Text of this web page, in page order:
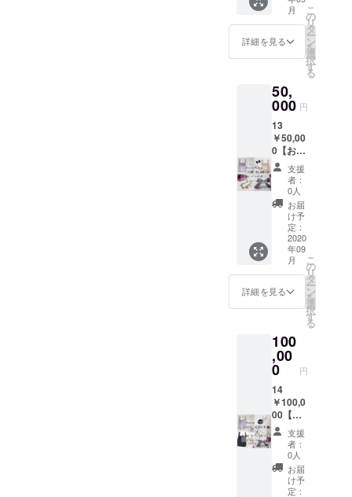
※商品の
お色は
なるＰ
Ｃ等の
多少色
合いが
違いま
す。
ルール
の新作
イベン
ト時に
ル』で
送らせ
ていた
だきま
す ※マ
ルシェ
バッグ
の発送
は9月上
旬～9月
中にか
けて順
次発送
予定で
す。 ※
ンのご
配送先
限る。
※サガ
(saga)
とは、
デン
マー
ク・ノ
ル
ウェー
・ス
ウェー
デン・
のアト
リエで
バッグ
チャー
名様
アトリ
京都墨
田区の
株式会
社ネモ
ファー
内にあ
ります
・お礼
のメッ
セージ
『メー
感謝の
気持ち
せてい
ただき
ます ・
ルール
の新作
発売や
イベン
ト時に
情報を
『メー
ル』で
り！！
・レー
スS１点
点＆ギ
フト
ボック
ス入
り！！
・マル
シェ
バッ
グ
レース
Ｓサイ
ズ1点
＋ Mサ
イズ１
点 / 抗菌
Mサイ
ズ１点
つの箱
にマル
シェ
バッグ
Ｓ１点
とＭ2点
を同封
しま
す） ・
お礼の
メッ
セージ
ボン
ギフト
ボック
ス入り
・マル
バッ
グ
レース
Ｓサイ
ズ1点
＋ Mサ
イズ１
点 / 抗菌
Mサイ
ズ１点
・バッ
チャー
ムに付
けられ
る“スワ
ロフス
ボンボ
ンパー
ツ ”
色：ブ
ラック
１点 ・
ギフト
ボック
ス（1つ
の箱に
マル
シェ
バッグ
月
詳細を見る
こ
の
リ
タ
ー
ン
を
選
択
す
る
50,
000 円
13
￥50,00
0【お越
しにな
れる方
向け】
レー
ス Ｓ1
点 ＋ Ｍ
点 /
抗菌
Ｍ１点
バッ
グ
チャー
体験
ギフト
ボック
ス入り
・マル
シェ
バッ
グ
レース
Ｓサイ
ズ1点
＋ Mサ
イズ１
支援
者：
0人
お届
け予
定：
2020
年09
月
詳細を見る
こ
の
リ
タ
ー
ン
を
選
択
す
る
100
,00
0 円
14
￥100,0
00【お
越しに
なれる
方向
け】 ★
マル
シェ
支援
者：
0人
お届
け予
定：